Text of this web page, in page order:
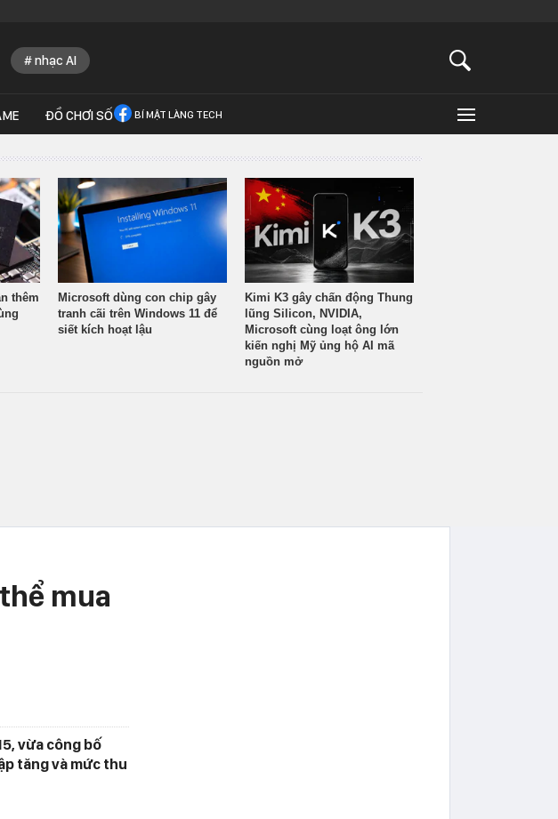
nhạc AI
ĐỒ CHƠI SỐ BÍ MẬT LÀNG TECH
thêm
Microsoft dùng con chip gây
tranh cãi trên Windows 11 để
siết kích hoạt lậu
Kimi K3 gây chấn động Thung
lũng Silicon, NVIDIA,
Microsoft cùng loạt ông lớn
kiến nghị Mỹ ủng hộ AI mã
nguồn mở
mua
vừa công bố
tăng và mức thu